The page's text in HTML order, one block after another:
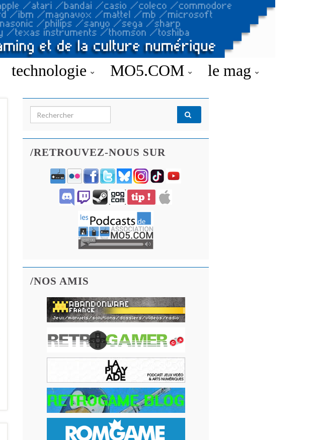
technologie MO5.COM le mag
Search for:
/RETROUVEZ-NOUS SUR
/NOS AMIS